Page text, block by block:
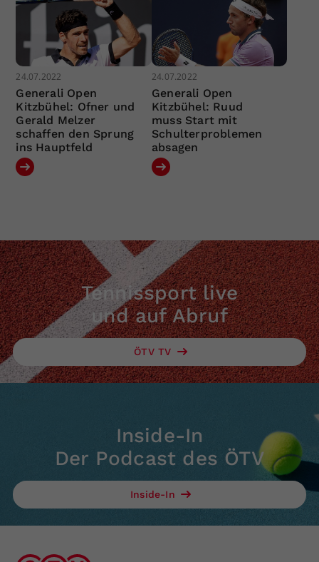
24.07.2022
Generali Open
Kitzbühel: Ofner und
Gerald Melzer
schaffen den Sprung
ins Hauptfeld
24.07.2022
Generali Open
Kitzbühel: Ruud
muss Start mit
Schulterproblemen
absagen
Tennissport live
und auf Abruf
ÖTV TV
Inside-In
Der Podcast des ÖTV
Inside-In